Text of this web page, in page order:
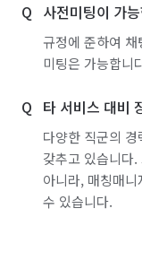
사전미팅이 가
규정에 준하여
미팅은 가능합니
타 서비스 대비
다양한 직군의
갖추고 있습니다
아니라, 매칭매
수 있습니다.